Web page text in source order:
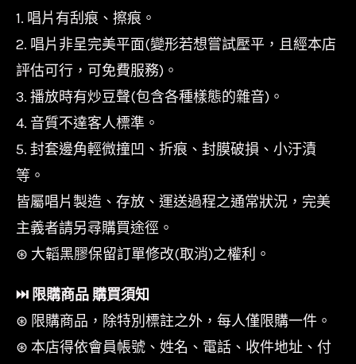
1. 唱片有刮痕、擦痕。
2. 唱片非呈完美平面(變形若想嘗試壓平，且經本店
評估可行，可免費服務)。
3. 播放時有炒豆聲(包含各種樣態的雜音)。
4. 音質不達客人標準。
5. 封套邊角輕微撞凹、折痕、封膜破損、小汙漬
等。
皆屬唱片製造、存放、運送過程之通常狀況，完美
主義者請另尋購買途徑。
⊛ 大韜黑膠保留訂單修改(取消)之權利。
⏭︎ 限購商品 購買須知
⊛ 限購商品，除特別標註之外，每人僅限購一件。
⊛ 本店得依會員帳號、姓名、電話、收件地址、付